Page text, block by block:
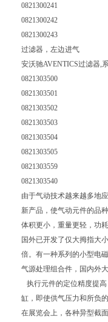
0821300241
0821300242
0821300243
过滤器，左边进气
安沃驰AVENTICS过滤器,
0821303500
0821303501
0821303502
0821303503
0821303504
0821303505
0821303559
0821303540
由于气动技术越来越多地
新产品，使气动元件的品
体积更小，重量更轻，功
国外已开发了仅大拇指大
倍。有一种系列的小型电
气源处理组合件，国内外
执行元件的定位精度提
缸，即使供气压力和所负
在展览会上，各种异型截